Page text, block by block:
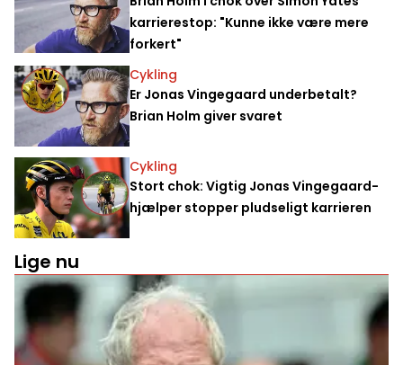
karrierestop: "Kunne ikke være mere
forkert"
Cykling
Er Jonas Vingegaard underbetalt?
Brian Holm giver svaret
Cykling
Stort chok: Vigtig Jonas Vingegaard-
hjælper stopper pludseligt karrieren
Lige nu